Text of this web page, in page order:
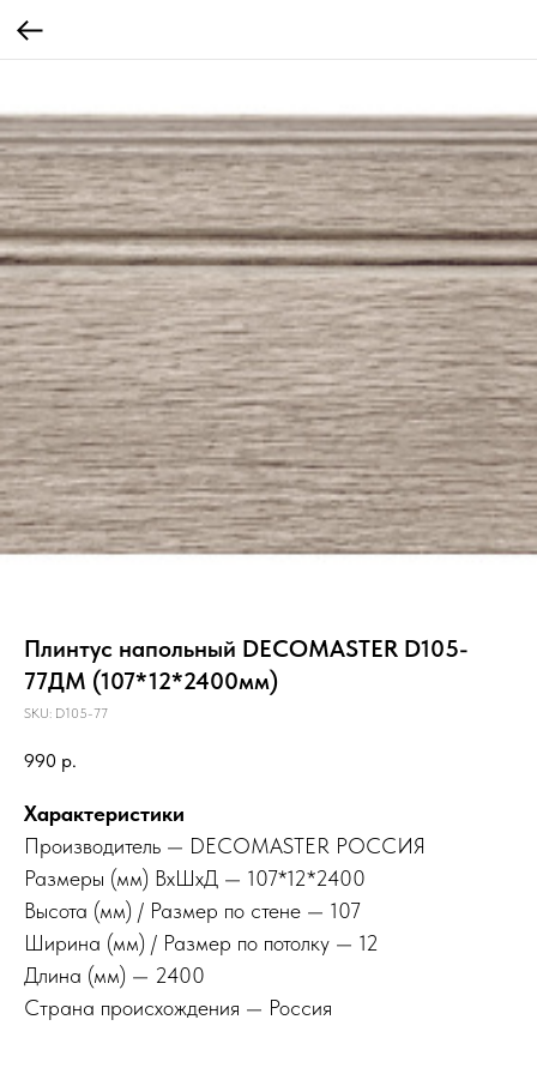
Плинтус напольный DECOMASTER D105-
77ДМ (107*12*2400мм)
SKU: D105-77
990 р.
Характеристики
Производитель — DECOMASTER РОССИЯ
Размеры (мм) ВхШхД — 107*12*2400
Высота (мм) / Размер по стене — 107
Ширина (мм) / Размер по потолку — 12
Длина (мм) — 2400
Страна происхождения — Россия